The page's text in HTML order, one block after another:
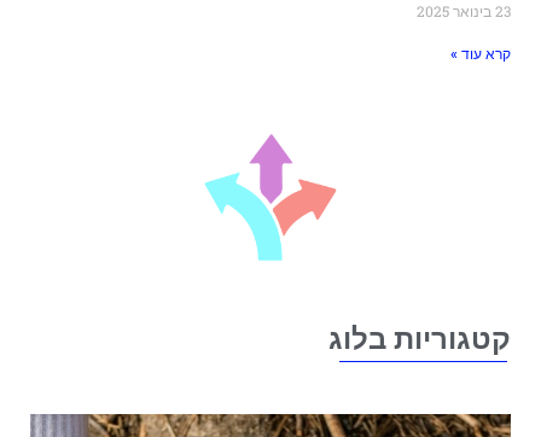
עוד »
בלוג